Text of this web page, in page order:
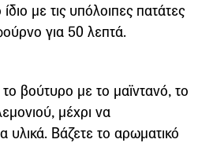
με τις υπόλοιπες πατάτες
για 50 λεπτά.
βούτυρο με το μαϊντανό, το
μέχρι να
υλικά. Βάζετε το αρωματικό